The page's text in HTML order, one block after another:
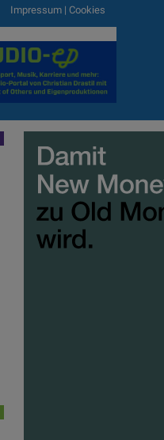
Impressum | Cookies